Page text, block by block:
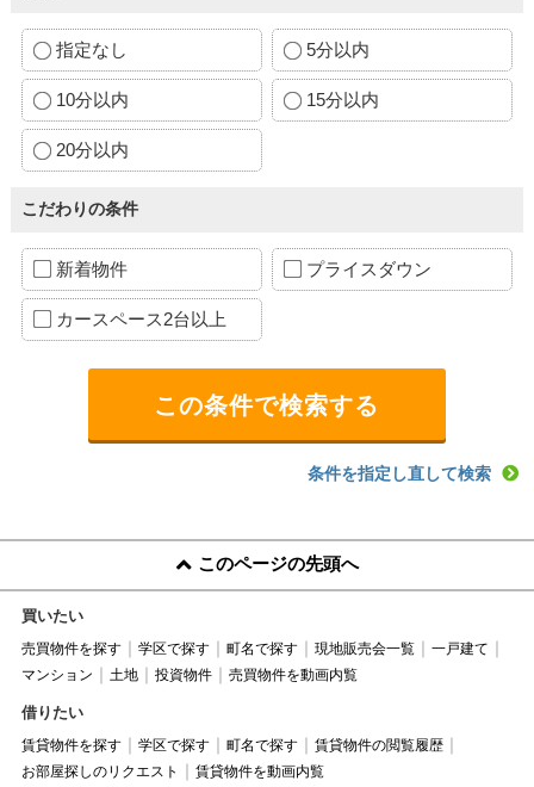
指定なし 5分以内
10分以内 15分以内
20分以内
こだわりの条件
新着物件 プライスダウン
カースペース2台以上
条件を指定し直して検索
このページの先頭へ
買いたい
売買物件を探す 学区で探す 町名で探す 現地販売会一覧
一戸建て
マンション
土地 投資物件 売買物件を動画内覧
借りたい
賃貸物件を探す 学区で探す 町名で探す
賃貸物件の閲覧履歴
お部屋探しのリクエスト
賃貸物件を動画内覧